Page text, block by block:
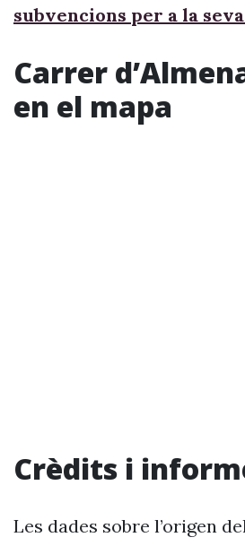
subvencions per a la
Carrer
en el mapa
Crèdits i
Les dades sobre l’origen